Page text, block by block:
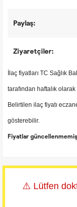
Paylaş:
Ziyaretçiler:
İlaç fiyatları TC Sağlık
tarafından haftalık
Belirtilen ilaç fiyatı
gösterebilir.
Fiyatlar
⚠️ Lütfen